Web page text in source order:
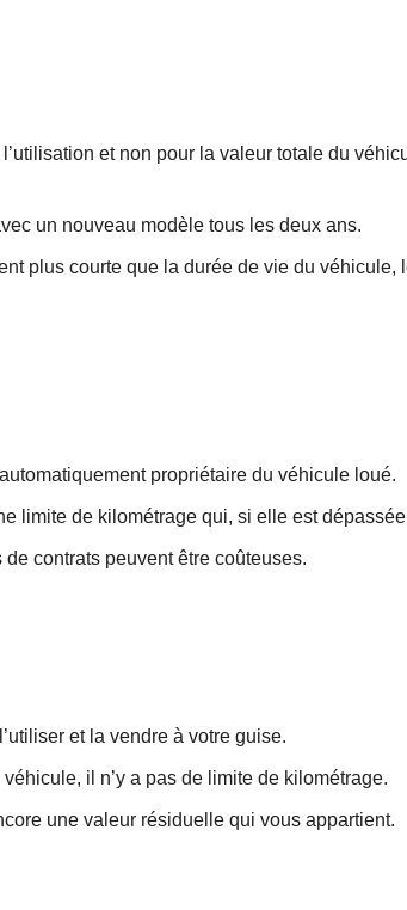
et non pour la valeur totale du
un nouveau modèle tous les deux ans.
plus courte que la durée de vie du véhicule,
propriétaire du véhicule loué.
limite de kilométrage qui, si elle est
contrats peuvent être coûteuses.
et la vendre à votre guise.
il n’y a pas de limite de kilométrage.
une valeur résiduelle qui vous appartient.